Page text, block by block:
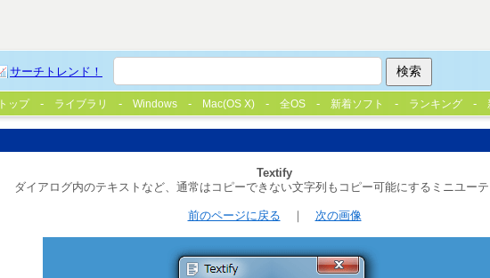
サーチトレンド！
トップ ライブラリ Windows Mac(OS X) 全OS 新着ソフト ランキング
Textify
ダイアログ内のテキストなど、通常はコピーできない文字列もコピー可能にするミニユー
前のページに戻る ｜ 次の画像